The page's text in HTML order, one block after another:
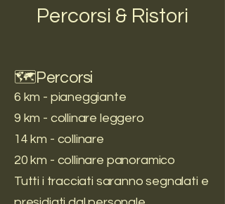
Percorsi & Ristori
🗺️Percorsi
6 km - pianeggiante
9 km - collinare leggero
14 km - collinare
20 km - collinare panoramico
Tutti i tracciati saranno segnalati e